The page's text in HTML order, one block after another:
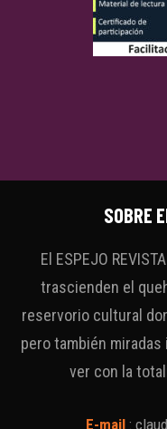
SOBRE
El ESPEJO
trascienden el
reservorio cultural
pero también
ver con la
E-mail :